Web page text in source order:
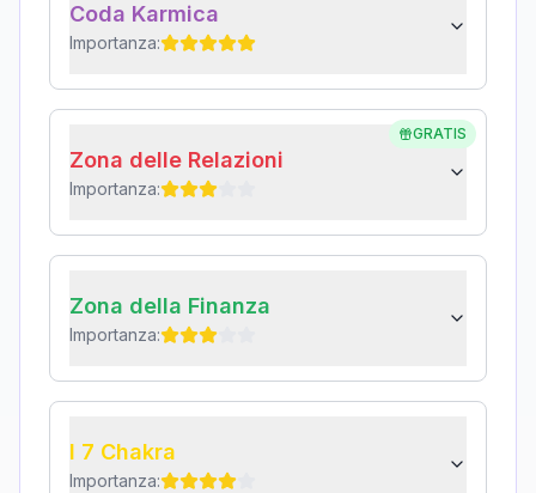
Coda Karmica
Importanza:
GRATIS
Zona delle Relazioni
Importanza:
Zona della Finanza
Importanza:
I 7 Chakra
Importanza: